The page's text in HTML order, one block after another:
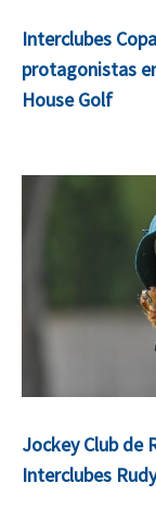
Interclubes
protagonistas
House Golf
Jockey Club de
Interclubes